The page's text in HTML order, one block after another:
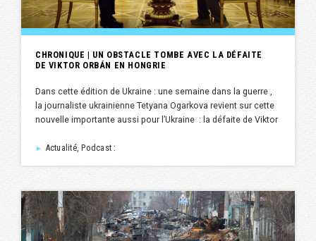
CHRONIQUE | UN OBSTACLE TOMBE AVEC LA DÉFAITE
DE VIKTOR ORBÁN EN HONGRIE
Dans cette édition de Ukraine : une semaine dans la guerre ,
la journaliste ukrainienne Tetyana Ogarkova revient sur cette
nouvelle importante aussi pour l’Ukraine : la défaite de Viktor
► Actualité, Podcast :